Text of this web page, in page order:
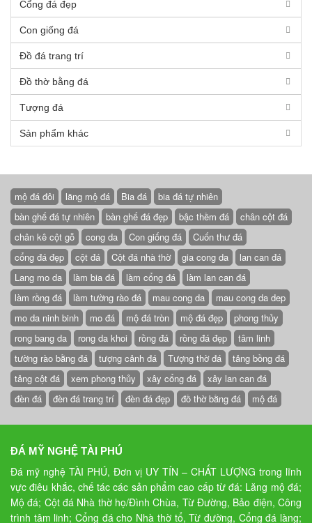
Cổng đá đẹp
Con giống đá
Đồ đá trang trí
Đồ thờ bằng đá
Tượng đá
Sản phẩm khác
mộ đá đôi lăng mộ đá Bia đá
bia đá tự nhiên
bàn ghế đá tự nhiên
bàn ghế đá đẹp bậc thềm đá
chân cột đá
chân kê cột gỗ
cong da Con giống đá
Cuốn thư đá
cổng đá đẹp
cột đá Cột đá nhà thờ gia cong da
lan can đá
Lang mo da
làm bia đá làm cổng đá
làm lan can đá
làm rồng đá
làm tường rào đá mau cong da
mau cong da dep
mo da ninh binh
mo đá mộ đá tròn mộ đá đẹp
phong thủy
rong bang da
rong da khoi rồng đá rồng đá đẹp
tâm linh
tường rào bằng đá
tượng cảnh đá Tượng thờ đá
tảng bồng đá
tảng cột đá
xem phong thủy xây cổng đá
xây lan can đá
đèn đá
đèn đá trang trí đèn đá đẹp đồ thờ bằng đá mộ đá
ĐÁ MỸ NGHỆ TÀI PHÚ
Đá mỹ nghệ TÀI PHÚ, Đơn vị UY TÍN – CHẤT LƯỢNG trong lĩnh
vực điêu khắc, chế tác các sản phẩm cao cấp từ đá: Lăng mộ đá;
Mộ đá; Cột đá Nhà thờ họ/Đình Chùa, Từ Đường, Bảo điện, Công
trình tâm linh; Cổng đá cho Nhà thờ tổ, Từ đường, Cổng đá làng;